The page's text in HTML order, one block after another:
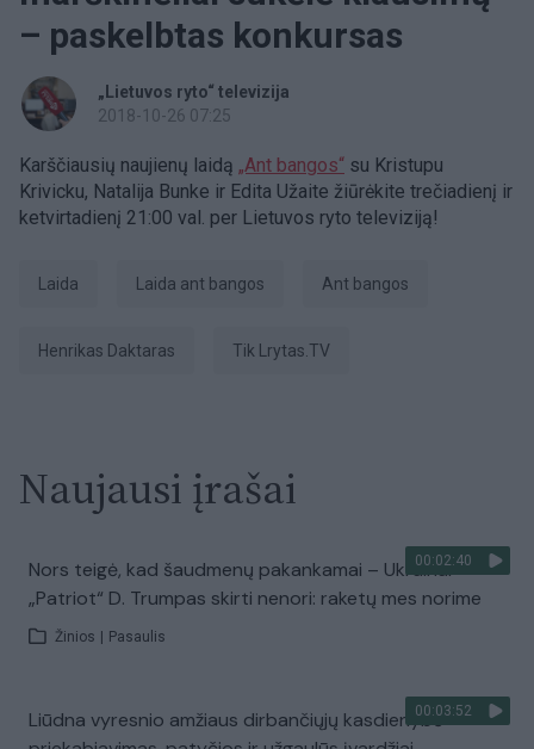
– paskelbtas konkursas
„Lietuvos ryto“ televizija
2018-10-26 07:25
Karščiausių naujienų laidą „Ant bangos“ su Kristupu
Krivicku, Natalija Bunke ir Edita Užaite žiūrėkite trečiadienį ir
ketvirtadienį 21:00 val. per Lietuvos ryto televiziją!
laida Laida ant bangos ant bangos
Henrikas Daktaras tik Lrytas.TV
Naujausi įrašai
00:02:40
Nors teigė, kad šaudmenų pakankamai – Ukrainai
„Patriot“ D. Trumpas skirti nenori: raketų mes norime
Žinios Pasaulis
00:03:52
Liūdna vyresnio amžiaus dirbančiųjų kasdienybė –